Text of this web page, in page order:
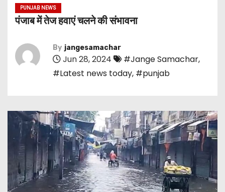
PUNJAB NEWS
पंजाब में तेज हवाएं चलने की संभावना
By jangesamachar
Jun 28, 2024 #Jange Samachar,
#Latest news today, #punjab